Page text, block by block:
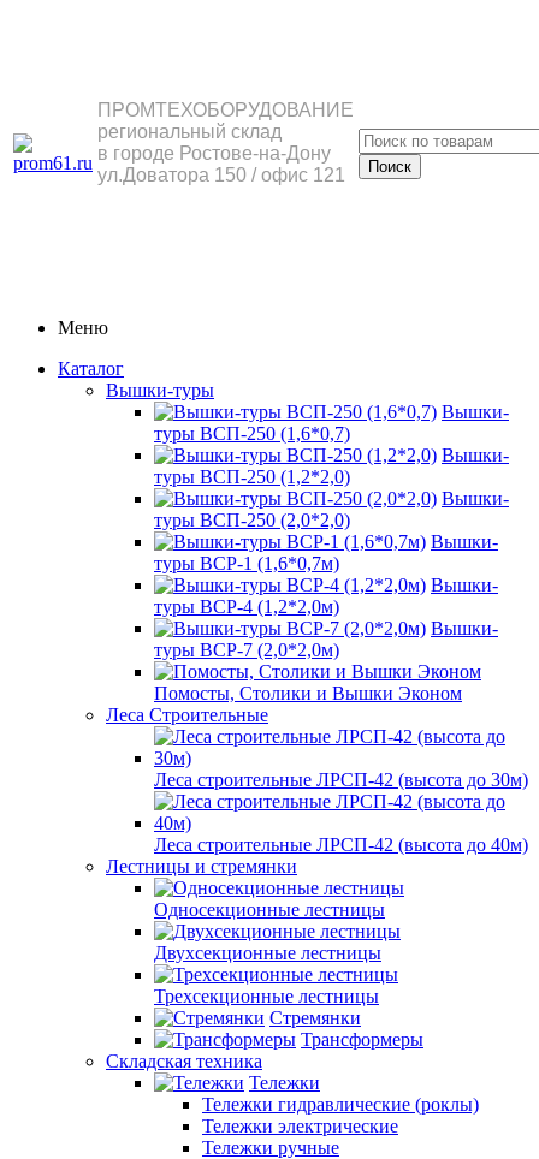
ПРОМТЕХОБОРУДОВАНИЕ
региональный склад
в городе Ростове-на-Дону
ул.Доватора 150 / офис 121
Меню
Каталог
Вышки-туры
Вышки-
туры ВСП-250 (1,6*0,7)
Вышки-
туры ВСП-250 (1,2*2,0)
Вышки-
туры ВСП-250 (2,0*2,0)
Вышки-
туры ВСР-1 (1,6*0,7м)
Вышки-
туры ВСР-4 (1,2*2,0м)
Вышки-
туры ВСР-7 (2,0*2,0м)
Помосты, Столики и Вышки Эконом
Леса Строительные
Леса строительные ЛРСП-42 (высота до 30м)
Леса строительные ЛРСП-42 (высота до 40м)
Лестницы и стремянки
Односекционные лестницы
Двухсекционные лестницы
Трехсекционные лестницы
Стремянки
Трансформеры
Складская техника
Тележки
Тележки гидравлические (роклы)
Тележки электрические
Тележки ручные